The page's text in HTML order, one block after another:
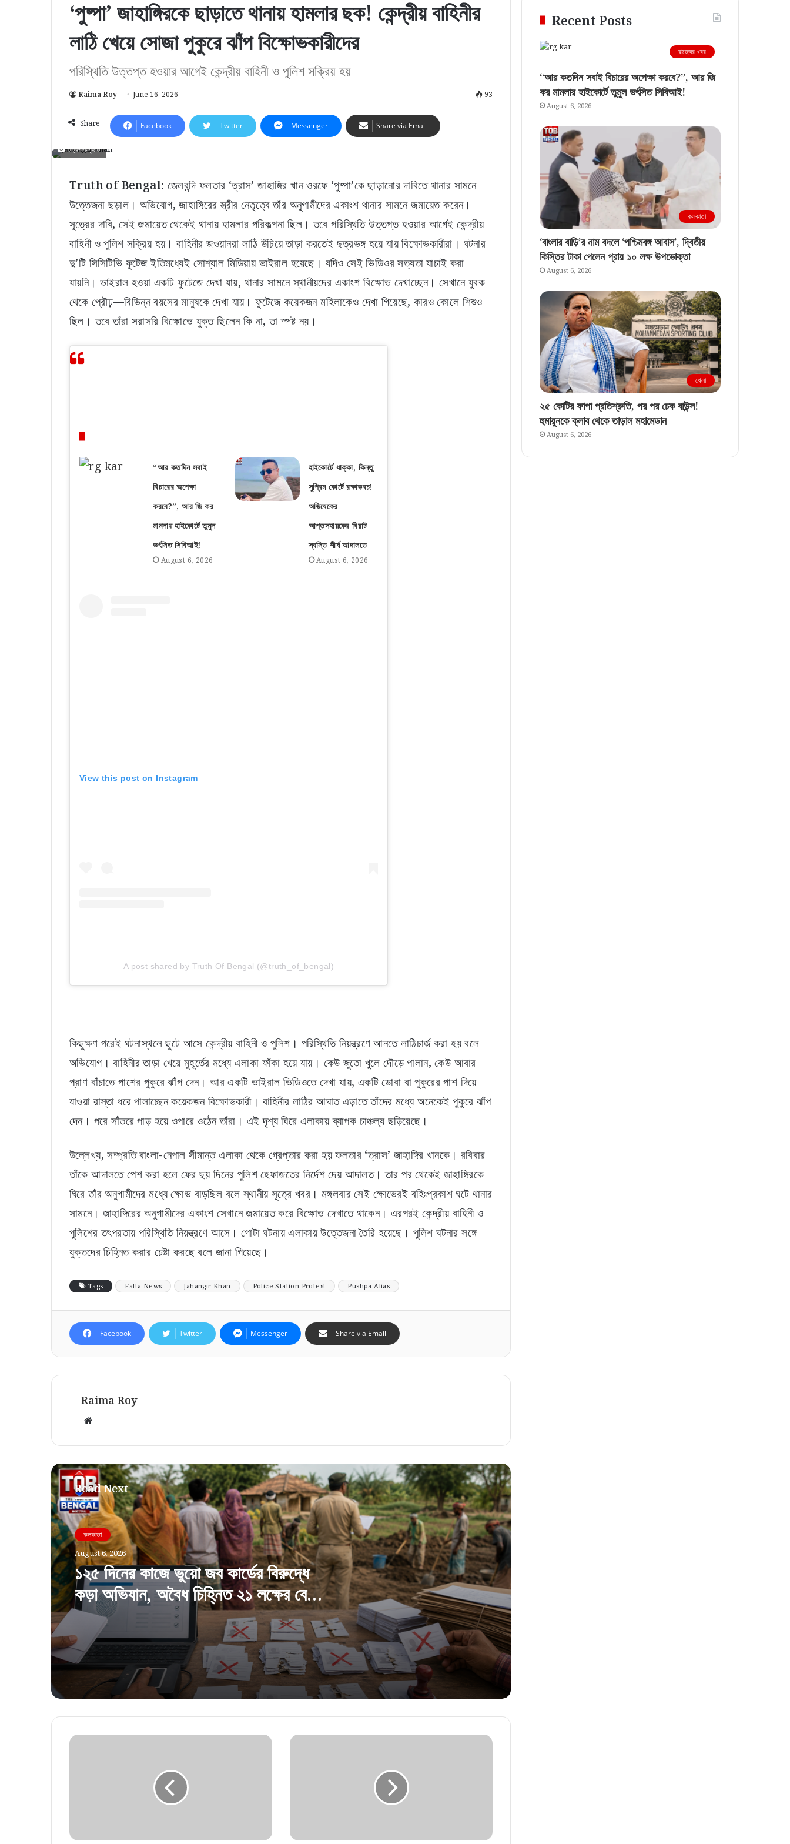
‘পুষ্পা’ জাহাঙ্গিরকে ছাড়াতে থানায় হামলার ছক! কেন্দ্রীয় বাহিনীর
লাঠি খেয়ে সোজা পুকুরে ঝাঁপ বিক্ষোভকারীদের
পরিস্থিতি উত্তপ্ত হওয়ার আগেই কেন্দ্রীয় বাহিনী ও পুলিশ সক্রিয় হয়
Raima Roy June 16, 2026 93
Share Facebook Twitter Messenger Share via Email
চিত্র- সংগৃহীত
Truth of Bengal: জেলবন্দি ফলতার ‘ত্রাস’ জাহাঙ্গির খান ওরফে ‘পুষ্পা’কে ছাড়ানোর দাবিতে থানার সামনে
উত্তেজনা ছড়াল। অভিযোগ, জাহাঙ্গিরের স্ত্রীর নেতৃত্বে তাঁর অনুগামীদের একাংশ থানার সামনে জমায়েত করেন।
সূত্রের দাবি, সেই জমায়েত থেকেই থানায় হামলার পরিকল্পনা ছিল। তবে পরিস্থিতি উত্তপ্ত হওয়ার আগেই কেন্দ্রীয়
বাহিনী ও পুলিশ সক্রিয় হয়। বাহিনীর জওয়ানরা লাঠি উঁচিয়ে তাড়া করতেই ছত্রভঙ্গ হয়ে যায় বিক্ষোভকারীরা। ঘটনার
দু’টি সিসিটিভি ফুটেজ ইতিমধ্যেই সোশ্যাল মিডিয়ায় ভাইরাল হয়েছে। যদিও সেই ভিডিওর সত্যতা যাচাই করা
যায়নি। ভাইরাল হওয়া একটি ফুটেজে দেখা যায়, থানার সামনে স্থানীয়দের একাংশ বিক্ষোভ দেখাচ্ছেন। সেখানে যুবক
থেকে প্রৌঢ়—বিভিন্ন বয়সের মানুষকে দেখা যায়। ফুটেজে কয়েকজন মহিলাকেও দেখা গিয়েছে, কারও কোলে শিশুও
ছিল। তবে তাঁরা সরাসরি বিক্ষোভে যুক্ত ছিলেন কি না, তা স্পষ্ট নয়।
“আর কতদিন সবাই
বিচারের অপেক্ষা
করবে?”, আর জি কর
মামলায় হাইকোর্টে তুমুল
ভর্ৎসিত সিবিআই!
August 6, 2026
হাইকোর্টে ধাক্কা, কিন্তু
সুপ্রিম কোর্টে রক্ষাকবচ!
অভিষেকের
আপ্তসহায়কের বিরাট
স্বস্তি শীর্ষ আদালতে
August 6, 2026
View this post on Instagram
A post shared by Truth Of Bengal (@truth_of_bengal)
কিছুক্ষণ পরেই ঘটনাস্থলে ছুটে আসে কেন্দ্রীয় বাহিনী ও পুলিশ। পরিস্থিতি নিয়ন্ত্রণে আনতে লাঠিচার্জ করা হয় বলে
অভিযোগ। বাহিনীর তাড়া খেয়ে মুহূর্তের মধ্যে এলাকা ফাঁকা হয়ে যায়। কেউ জুতো খুলে দৌড়ে পালান, কেউ আবার
প্রাণ বাঁচাতে পাশের পুকুরে ঝাঁপ দেন। আর একটি ভাইরাল ভিডিওতে দেখা যায়, একটি ডোবা বা পুকুরের পাশ দিয়ে
যাওয়া রাস্তা ধরে পালাচ্ছেন কয়েকজন বিক্ষোভকারী। বাহিনীর লাঠির আঘাত এড়াতে তাঁদের মধ্যে অনেকেই পুকুরে ঝাঁপ
দেন। পরে সাঁতরে পাড় হয়ে ওপারে ওঠেন তাঁরা। এই দৃশ্য ঘিরে এলাকায় ব্যাপক চাঞ্চল্য ছড়িয়েছে।
উল্লেখ্য, সম্প্রতি বাংলা-নেপাল সীমান্ত এলাকা থেকে গ্রেপ্তার করা হয় ফলতার ‘ত্রাস’ জাহাঙ্গির খানকে। রবিবার
তাঁকে আদালতে পেশ করা হলে ফের ছয় দিনের পুলিশ হেফাজতের নির্দেশ দেয় আদালত। তার পর থেকেই জাহাঙ্গিরকে
ঘিরে তাঁর অনুগামীদের মধ্যে ক্ষোভ বাড়ছিল বলে স্থানীয় সূত্রে খবর। মঙ্গলবার সেই ক্ষোভেরই বহিঃপ্রকাশ ঘটে থানার
সামনে। জাহাঙ্গিরের অনুগামীদের একাংশ সেখানে জমায়েত করে বিক্ষোভ দেখাতে থাকেন। এরপরই কেন্দ্রীয় বাহিনী ও
পুলিশের তৎপরতায় পরিস্থিতি নিয়ন্ত্রণে আসে। গোটা ঘটনায় এলাকায় উত্তেজনা তৈরি হয়েছে। পুলিশ ঘটনার সঙ্গে
যুক্তদের চিহ্নিত করার চেষ্টা করছে বলে জানা গিয়েছে।
Tags Falta News Jahangir Khan Police Station Protest Pushpa Alias
Facebook Twitter Messenger Share via Email
Raima Roy
Website
Read Next
কলকাতা
August 6, 2026
১২৫ দিনের কাজে ভুয়ো জব কার্ডের বিরুদ্ধে
কড়া অভিযান, অবৈধ চিহ্নিত ২১ লক্ষের বেশি
কার্ড
‘ছবি তুলে এলাকায় দাদাগিরি চলবে না!’ বিজেপি কর্মীদের
কড়া হুঁশিয়ারি জিতেন্দ্র তিওয়ারির
তোলাবাজি কাণ্ডে সব্যসাচী দত্তের বিরুদ্ধে চার্জশিট!
জমা পড়ল ১,৭৩০ পাতার বিস্ফোরক নথি
কোথা থেকে এলো এত টাকা? টুলু মণ্ডলের ২০০ কোটির
সাম্রাজ্যে এবার ইডির নজর!
‘কাউকে রেয়াত করা হবে না!’ দুর্গাপুরে নাবালকদের
রক্তদান চক্র নিয়ে কড়া হুঁশিয়ারি অগ্নিমিত্রা পালের
টুলু মণ্ডলের গুপ্তধন উদ্ধারের পর এসটিএফের নজরে
Recent Posts
রাজ্যের খবর
“আর কতদিন সবাই বিচারের অপেক্ষা করবে?”, আর জি
কর মামলায় হাইকোর্টে তুমুল ভর্ৎসিত সিবিআই!
August 6, 2026
কলকাতা
‘বাংলার বাড়ি’র নাম বদলে ‘পশ্চিমবঙ্গ আবাস’, দ্বিতীয়
কিস্তির টাকা পেলেন প্রায় ১০ লক্ষ উপভোক্তা
August 6, 2026
খেলা
২৫ কোটির ফাপা প্রতিশ্রুতি, পর পর চেক বাউন্স!
হুমায়ুনকে ক্লাব থেকে তাড়াল মহামেডান
August 6, 2026